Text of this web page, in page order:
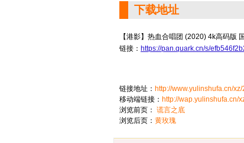
下载地址
【港影】热血合唱团 (2020) 4k高码版
链接： https://pan.quark.cn/s/
链接地址： http://www.yulinshufa.cn/
移动端链接： http://wap.yulinshufa.cn/
浏览前页： 谎言之底
浏览后页： 黄玫瑰